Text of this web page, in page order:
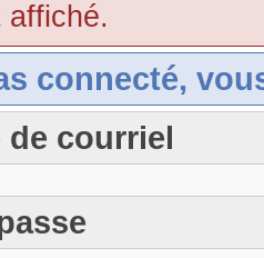
affiché.
connecté,
de courriel